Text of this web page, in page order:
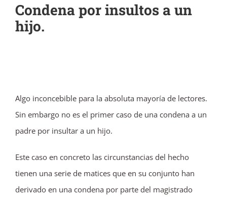
Condena por insultos a un
hijo.
grande
Algo inconcebible para la absoluta mayoría de lectores.
Sin embargo no es el primer caso de una condena a un
padre por insultar a un hijo.
Este caso en concreto las circunstancias del hecho
tienen una serie de matices que en su conjunto han
derivado en una condena por parte del magistrado